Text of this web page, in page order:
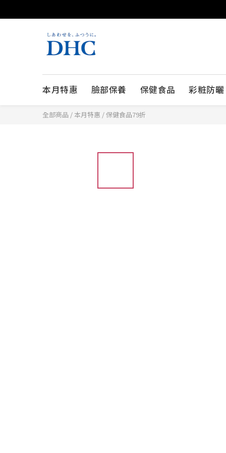
本月特惠 臉部保養 保健食品 彩粧防曬
全部商品 / 本月特惠 /保健食品79折